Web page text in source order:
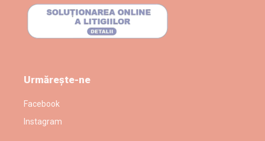
Urmărește-ne
Facebook
Instagram